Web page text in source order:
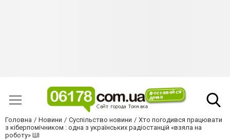
Головна Новини Суспільство новини
Хто погодився працювати
з кіберпомічником : одна з українських радіостанцій «взяла на
роботу» ШІ